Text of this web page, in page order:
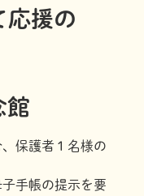
館
保護者１名様の
手帳の提示を要